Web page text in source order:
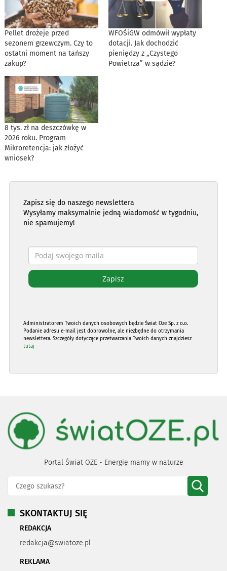
Pellet drożeje przed
sezonem grzewczym. Czy to
ostatni moment na tańszy
zakup?
WFOŚiGW odmówił wypłaty
dotacji. Jak dochodzić
pieniędzy z „Czystego
Powietrza” w sądzie?
8 tys. zł na deszczówkę w
2026 roku. Program
Mikroretencja: jak złożyć
wniosek?
Zapisz się do naszego newslettera
Wysyłamy maksymalnie jedną wiadomość w tygodniu,
nie spamujemy!
Administratorem Twoich danych osobowych będzie Świat Oze Sp. z o.o.
Podanie adresu e-mail jest dobrowolne, ale niezbędne do otrzymania
newslettera. Szczegóły dotyczące przetwarzania Twoich danych znajdziesz
tutaj
Portal Świat OZE - Energię mamy w naturze
SKONTAKTUJ SIĘ
REDAKCJA
redakcja@swiatoze.pl
REKLAMA